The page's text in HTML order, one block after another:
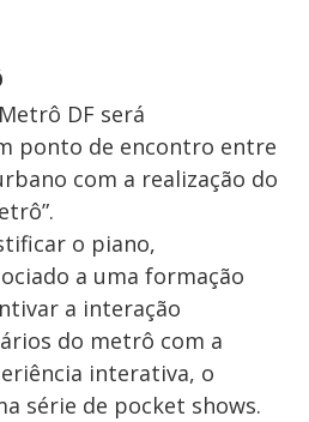
DF será
ponto de encontro entre
com a realização do
o piano,
a uma formação
a interação
do metrô com a
interativa, o
série de pocket shows.